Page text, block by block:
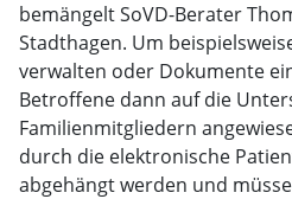
bemängelt SoVD-Berater
Stadthagen. Um
verwalten oder Dokumente
Betroffene dann auf die
Familienmitgliedern
durch die elektronische
abgehängt werden und